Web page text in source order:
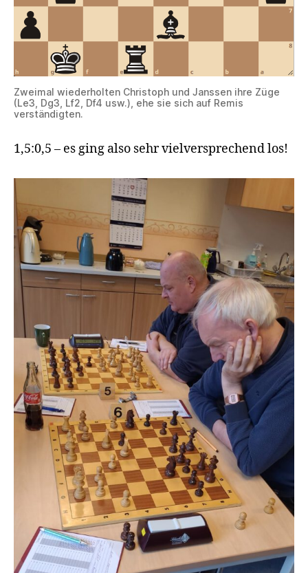
Zweimal wiederholten Christoph und Janssen ihre Züge
(Le3, Dg3, Lf2, Df4 usw.), ehe sie sich auf Remis
verständigten.
1,5:0,5 – es ging also sehr vielversprechend los!